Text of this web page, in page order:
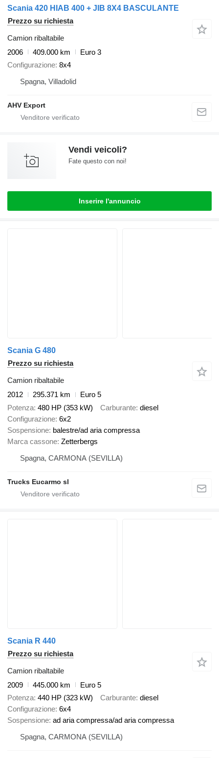
Scania 420 HIAB 400 + JIB 8X4 BASCULANTE
Prezzo su richiesta
Camion ribaltabile
2006
409.000 km
Euro 3
Configurazione 8x4
Spagna, Villadolid
AHV Export
Vendi veicoli?
Fate questo con noi!
Inserire l'annuncio
Scania G 480
Prezzo su richiesta
Camion ribaltabile
2012
295.371 km
Euro 5
Potenza 480 HP (353 kW) Carburante diesel
Configurazione 6x2
Sospensione balestre/ad aria compressa
Marca cassone Zetterbergs
Spagna, CARMONA (SEVILLA)
Trucks Eucarmo sl
Scania R 440
Prezzo su richiesta
Camion ribaltabile
2009
445.000 km
Euro 5
Potenza 440 HP (323 kW) Carburante diesel
Configurazione 6x4
Sospensione ad aria compressa/ad aria compressa
Spagna, CARMONA (SEVILLA)